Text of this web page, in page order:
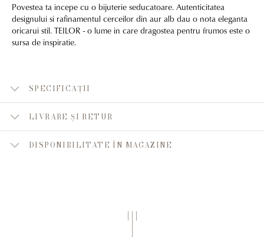
Povestea ta incepe cu o bijuterie seducatoare. Autenticitatea
designului si rafinamentul cerceilor din aur alb dau o nota eleganta
oricarui stil. TEILOR - o lume in care dragostea pentru frumos este o
sursa de inspiratie.
SPECIFICAȚII
LIVRARE ȘI RETUR
DISPONIBILITATE ÎN MAGAZINE